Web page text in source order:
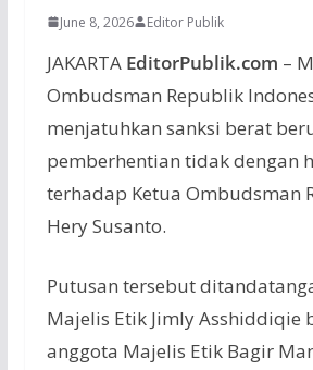
June 8, 2026 Editor Publik
JAKARTA EditorPublik.com –
Ombudsman Republik
menjatuhkan sanksi berat
pemberhentian tidak dengan
terhadap Ketua Ombudsman
Hery Susanto.
Putusan tersebut
Majelis Etik Jimly Asshiddiqie
anggota Majelis Etik Bagir